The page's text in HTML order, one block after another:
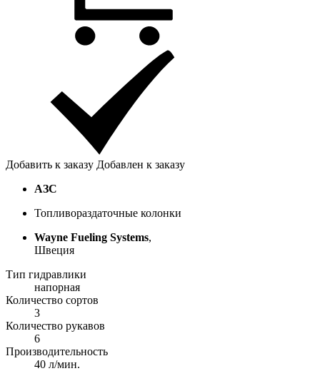
Добавить к заказу Добавлен к заказу
АЗС
Топливораздаточные колонки
Wayne Fueling Systems,
Швеция
Тип гидравлики
напорная
Количество сортов
3
Количество рукавов
6
Производительность
40 л/мин.